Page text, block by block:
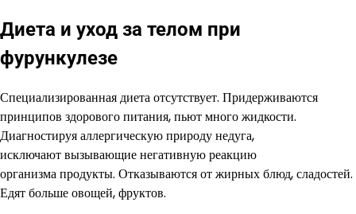
Диета и уход за телом при
фурункулезе
Специализированная диета отсутствует. Придерживаются
принципов здорового питания, пьют много жидкости.
Диагностируя аллергическую природу недуга,
исключают вызывающие негативную реакцию
организма продукты. Отказываются от жирных блюд, сладостей.
Едят больше овощей, фруктов.